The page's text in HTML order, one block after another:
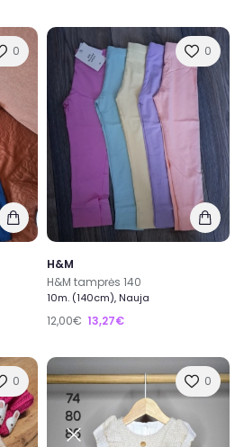
0 0
H&M
H&M tamprės 140
10m. (140cm), Nauja
12,00€ 13,27€
0 0